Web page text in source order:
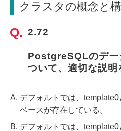
クラスタの概念と
2.72
PostgreSQLのデー
ついて、適切な説明
デフォルトでは、
ベースが存在している。
デフォルトでは、